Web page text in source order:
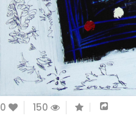
0 150